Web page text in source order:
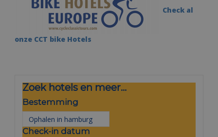
Check al
onze CCT bike Hotels
Zoek hotels en meer...
Bestemming
Check-in datum